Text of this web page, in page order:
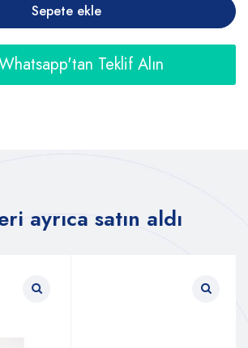
Sepete ekle
Teklif Alın
ayrıca satın aldı